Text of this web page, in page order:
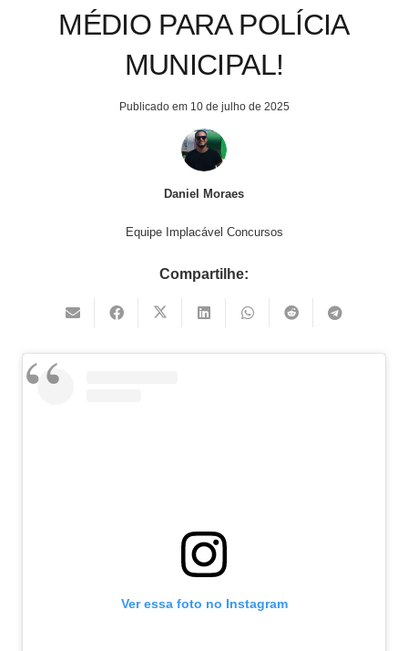
MÉDIO PARA POLÍCIA
MUNICIPAL!
Publicado em 10 de julho de 2025
Daniel Moraes
Equipe Implacável Concursos
Compartilhe:
Ver essa foto no Instagram